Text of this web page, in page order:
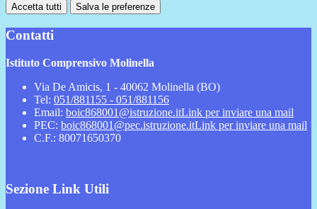
Accetta tutti Salva le preferenze
Contatti
Istituto Comprensivo Molinella
Via De Amicis, 1 - 40062 Molinella (BO)
Tel: 051/881155 - 051/881156
Email: boic868001@istruzione.itLink per inviare una mail
PEC: boic868001@pec.istruzione.itLink per inviare una mail
C.F.: 80071650370
Sezione Link Utili